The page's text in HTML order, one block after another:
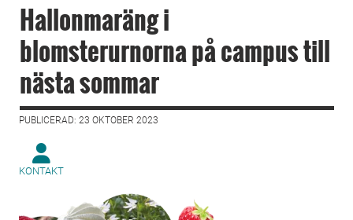
Hallonmaräng i
blomsterurnorna på campus till
nästa sommar
PUBLICERAD: 23 OKTOBER 2023
KONTAKT